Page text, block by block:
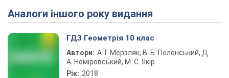
Play Video
Аналоги іншого року видання
ГДЗ Геометрія 10 клас
Автори: А. Г. Мерзляк, В. Б. Полонський, Д.
А. Номіровський, М. С. Якір
Рік: 2018